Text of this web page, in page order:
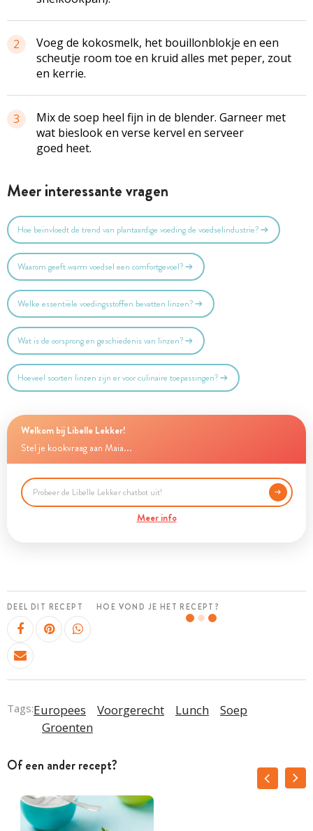
2
Voeg de kokosmelk, het bouillonblokje en een
scheutje room toe en kruid alles met peper, zout
en kerrie.
3
Mix de soep heel fijn in de blender. Garneer met
wat bieslook en verse kervel en serveer
goed heet.
Meer interessante vragen
Hoe beïnvloedt de trend van plantaardige voeding de voedselindustrie?
Waarom geeft warm voedsel een comfortgevoel?
Welke essentiële voedingsstoffen bevatten linzen?
Wat is de oorsprong en geschiedenis van linzen?
Hoeveel soorten linzen zijn er voor culinaire toepassingen?
Welkom bij Libelle Lekker!
Stel je kookvraag aan Maia...
Meer info
DEEL DIT RECEPT HOE VOND JE HET RECEPT?
Tags:Europees Voorgerecht Lunch
Soep
Groenten
Of een ander recept?